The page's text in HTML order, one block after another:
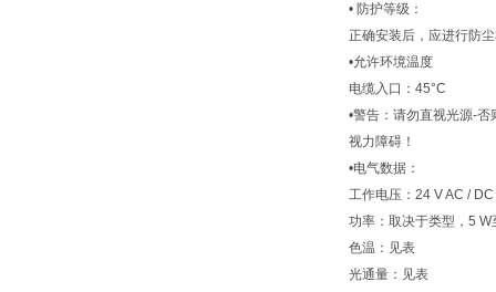
• 防护等级：
正确安装后，应进行防
•允许环境温度
电缆入口：45°C
•警告：请勿直视光源-
视力障碍！
•电气数据：
工作电压：24 V AC /
功率：取决于类型，5 W
色温：见表
光通量：见表